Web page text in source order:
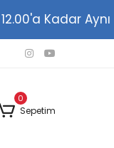
12.00'a Kadar
0
Sepetim